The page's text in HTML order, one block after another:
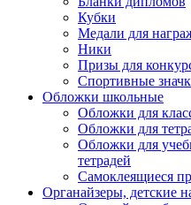
Кубки
Медали для
Ники
Призы для
Спортивные
Обложки школьные
Обложки для
Обложки для
Обложки для
тетрадей
Самоклеящиеся
Органайзеры, детские